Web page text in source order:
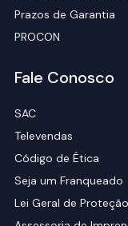
Prazos de Garantia
PROCON
Fale Conosco
SAC
Televendas
Código de Ética
Seja um Franqueado
Lei Geral de